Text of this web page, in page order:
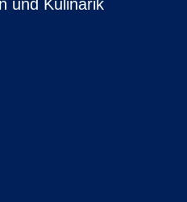
und Kulinarik